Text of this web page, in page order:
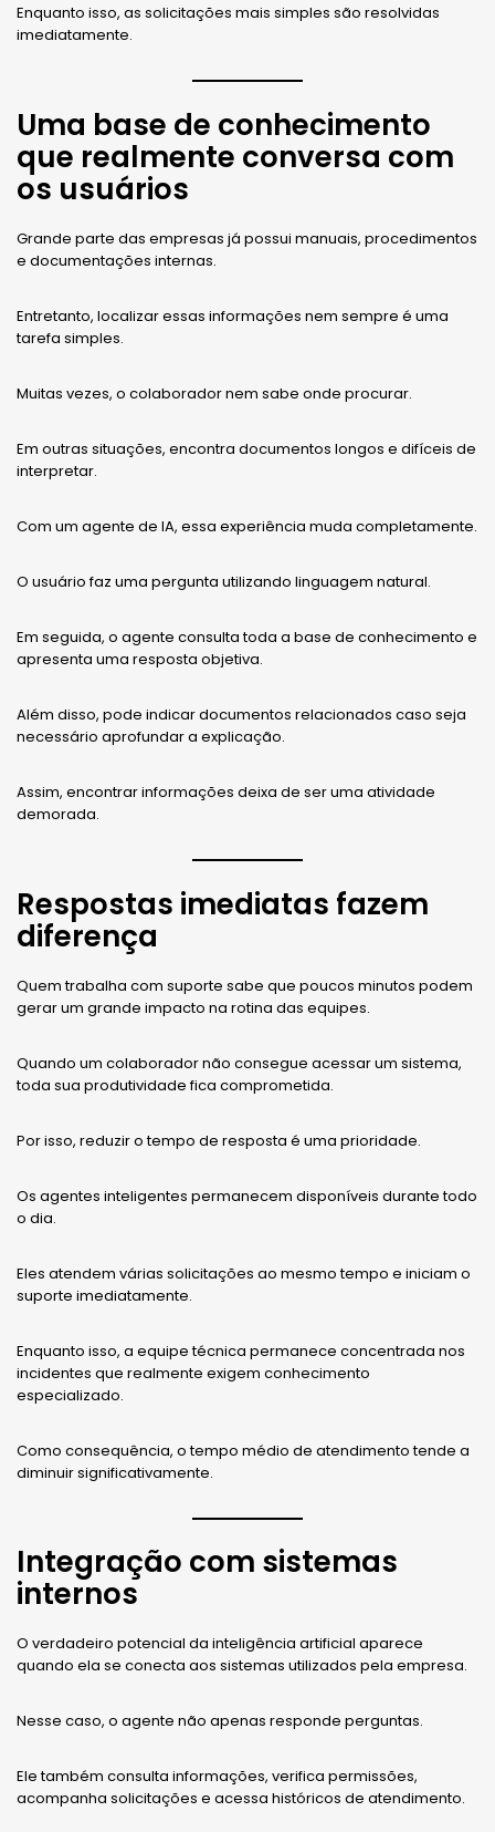
Enquanto isso, as solicitações mais simples são resolvidas
imediatamente.
Uma base de conhecimento
que realmente conversa com
os usuários
Grande parte das empresas já possui manuais, procedimentos
e documentações internas.
Entretanto, localizar essas informações nem sempre é uma
tarefa simples.
Muitas vezes, o colaborador nem sabe onde procurar.
Em outras situações, encontra documentos longos e difíceis de
interpretar.
Com um agente de IA, essa experiência muda completamente.
O usuário faz uma pergunta utilizando linguagem natural.
Em seguida, o agente consulta toda a base de conhecimento e
apresenta uma resposta objetiva.
Além disso, pode indicar documentos relacionados caso seja
necessário aprofundar a explicação.
Assim, encontrar informações deixa de ser uma atividade
demorada.
Respostas imediatas fazem
diferença
Quem trabalha com suporte sabe que poucos minutos podem
gerar um grande impacto na rotina das equipes.
Quando um colaborador não consegue acessar um sistema,
toda sua produtividade fica comprometida.
Por isso, reduzir o tempo de resposta é uma prioridade.
Os agentes inteligentes permanecem disponíveis durante todo
o dia.
Eles atendem várias solicitações ao mesmo tempo e iniciam o
suporte imediatamente.
Enquanto isso, a equipe técnica permanece concentrada nos
incidentes que realmente exigem conhecimento
especializado.
Como consequência, o tempo médio de atendimento tende a
diminuir significativamente.
Integração com sistemas
internos
O verdadeiro potencial da inteligência artificial aparece
quando ela se conecta aos sistemas utilizados pela empresa.
Nesse caso, o agente não apenas responde perguntas.
Ele também consulta informações, verifica permissões,
acompanha solicitações e acessa históricos de atendimento.